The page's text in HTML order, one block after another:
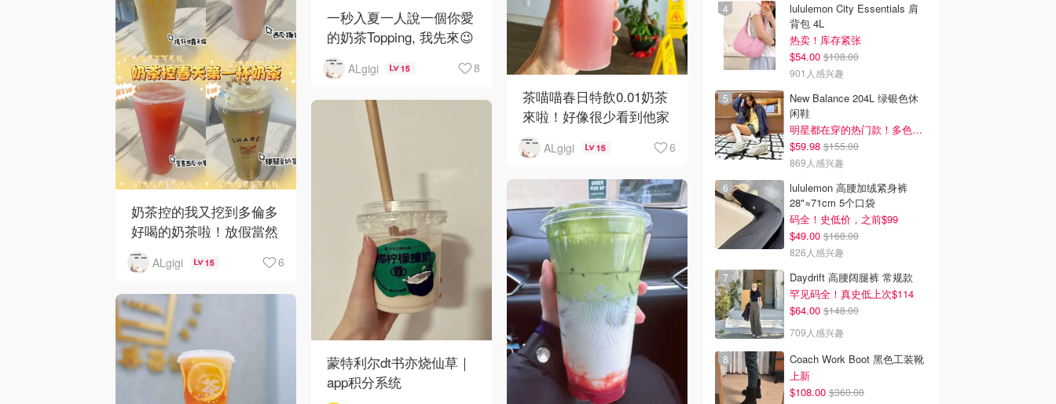
一秒入夏一人說一個你愛
的奶茶Topping, 我先來😉
馬蹄爆爆珠口感也太奇
妙！
多倫多初茶新Topping！
這個像珍
ALgigi 15 8
茶喵喵春日特飲0.01奶茶
來啦！好像很少看到他家
特價，現在飯糰外賣有4
款只要0.01😄可自提可自
提喔！
喵星葡萄多
茘枝
ALgigi 15 6
奶茶控的我又挖到多倫多
好喝的奶茶啦！放假當然
就不想煮飯，中午出來吃
飯，吃完順便帶著大小孩
來喝喝奶茶，感覺他家多
了很多新，
ALgigi 15 6
蒙特利尔dt书亦烧仙草｜
app积分系统
lululemon City Essentials 肩
背包 4L
热卖！库存紧张
$54.00 $108.00
901人感兴趣
New Balance 204L 绿银色休
闲鞋
明星都在穿的热门款！多色可选 3.8折
$59.98 $155.00
869人感兴趣
lululemon 高腰加绒紧身裤
28"≈71cm 5个口袋
码全！史低价，之前$99
$49.00 $168.00
826人感兴趣
Daydrift 高腰阔腿裤 常规款
罕见码全！真史低上次$114
$64.00 $148.00
709人感兴趣
Coach Work Boot 黑色工装靴
上新
$108.00 $360.00